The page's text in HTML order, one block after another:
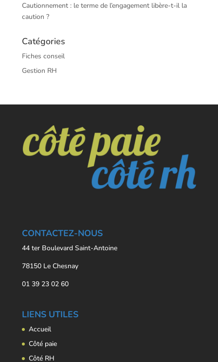
Cautionnement : le terme de l’engagement libère-t-il la
caution ?
Catégories
Fiches conseil
Gestion RH
CONTACTEZ-NOUS
44 ter Boulevard Saint-Antoine
78150 Le Chesnay
01 39 23 02 60
LIENS UTILES
Accueil
Côté paie
Côté RH